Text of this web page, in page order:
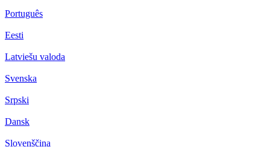
Português
Eesti
Latviešu valoda
Svenska
Srpski
Dansk
Slovenščina